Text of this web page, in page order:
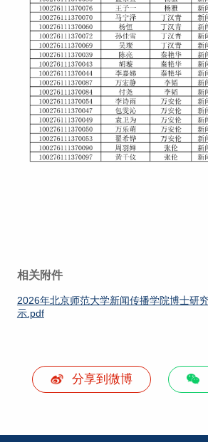
相关附件
2026年北京师范大学新闻传播学院博士研
示.pdf
分享到微博